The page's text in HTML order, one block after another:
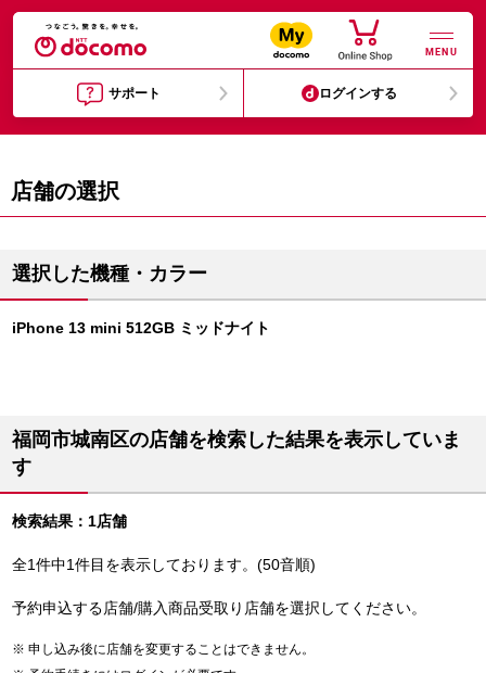
MENU
サポート ログインする
店舗の選択
選択した機種・カラー
iPhone 13 mini 512GB ミッドナイト
福岡市城南区の店舗を検索した結果を表示していま
す
検索結果：1店舗
全1件中1件目を表示しております。(50音順)
予約申込する店舗/購入商品受取り店舗を選択してください。
申し込み後に店舗を変更することはできません。